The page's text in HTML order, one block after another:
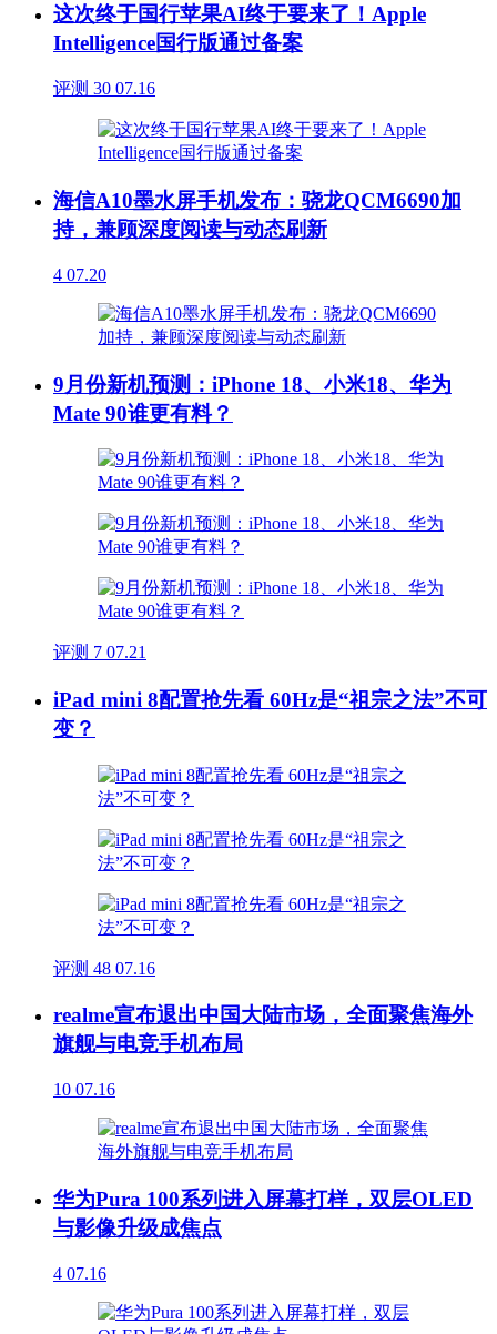
这次终于国行苹果AI终于要来了！Apple
Intelligence国行版通过备案
评测 30 07.16
海信A10墨水屏手机发布：骁龙QCM6690加
持，兼顾深度阅读与动态刷新
4 07.20
9月份新机预测：iPhone 18、小米18、华为
Mate 90谁更有料？
评测 7 07.21
iPad mini 8配置抢先看 60Hz是“祖宗之法”不可
变？
评测 48 07.16
realme宣布退出中国大陆市场，全面聚焦海外
旗舰与电竞手机布局
10 07.16
华为Pura 100系列进入屏幕打样，双层OLED
与影像升级成焦点
4 07.16